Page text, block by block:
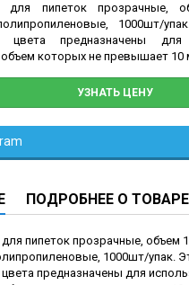
для пипеток прозрачные,
1000шт/
цвета предназначены
которых не превышает 10
УЗНАТЬ ЦЕНУ
ПОДРОБНЕЕ О ТОВАРЕ
пипеток прозрачные, объем
1000шт/упак.
предназначены для